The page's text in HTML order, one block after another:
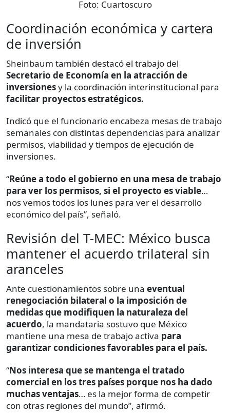
Foto: Cuartoscuro
Coordinación económica y cartera
de inversión
Sheinbaum también destacó el trabajo del
Secretario de Economía en la atracción de
inversionesy la coordinación interinstitucional para
facilitar proyectos estratégicos.
Indicó que el funcionario encabeza mesas de trabajo
semanales con distintas dependencias para analizar
permisos, viabilidad y tiempos de ejecución de
inversiones.
“Reúne a todo el gobierno en una mesa de trabajo
para ver los permisos, si el proyecto es viable…
nos vemos todos los lunes para ver el desarrollo
económico del país”, señaló.
Revisión del T-MEC: México busca
mantener el acuerdo trilateral sin
aranceles
Ante cuestionamientos sobre una eventual
renegociación bilateral o la imposición de
medidas que modifiquen la naturaleza del
acuerdo, la mandataria sostuvo que México
mantiene una mesa de trabajo activa para
garantizar condiciones favorables para el país.
“Nos interesa que se mantenga el tratado
comercial en los tres países porque nos ha dado
muchas ventajas… es la mejor forma de competir
con otras regiones del mundo”, afirmó.